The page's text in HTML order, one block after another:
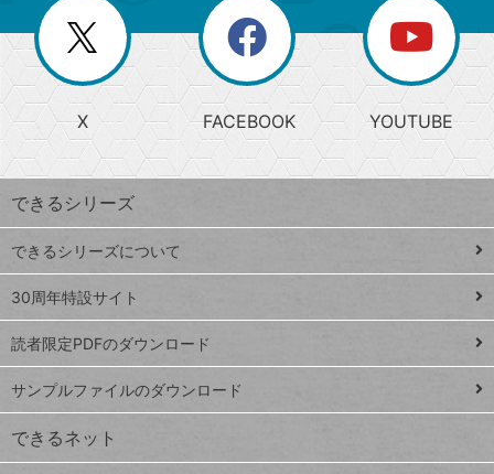
じ
る
search
検
索
上
昇
ワ
ー
ド
Google
スプレ
ッドシ
ート
iPhone
VLOOKUP
閉
じ
る
ー
か
ら
探
す
ト
ッ
プ
ペ
ジ
連載
X FACEBOOK YOUTUBE
できるシリーズ
できるシリーズについて
30周年特設サイト
読者限定PDFのダウンロード
サンプルファイルのダウンロード
できるネット